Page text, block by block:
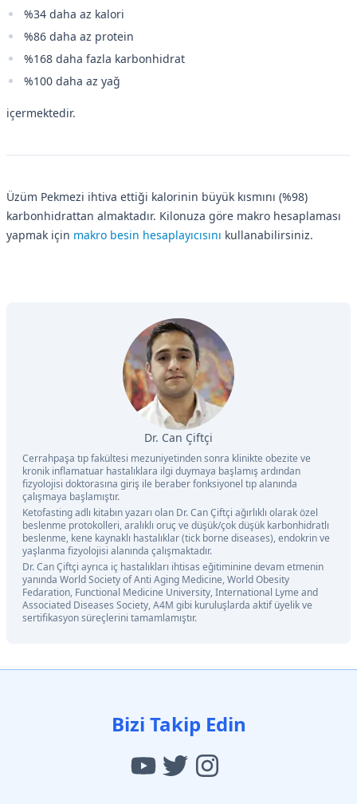
%34 daha az kalori
%86 daha az protein
%168 daha fazla karbonhidrat
%100 daha az yağ
içermektedir.
Üzüm Pekmezi ihtiva ettiği kalorinin büyük kısmını (%98)
karbonhidrattan almaktadır. Kilonuza göre makro hesaplaması
yapmak için makro besin hesaplayıcısını kullanabilirsiniz.
Dr. Can Çiftçi
Cerrahpaşa tıp fakültesi mezuniyetinden sonra klinikte obezite ve
kronik inflamatuar hastalıklara ilgi duymaya başlamış ardından
fizyolojisi doktorasına giriş ile beraber fonksiyonel tıp alanında
çalışmaya başlamıştır.
Ketofasting adlı kitabın yazarı olan Dr. Can Çiftçi ağırlıklı olarak özel
beslenme protokolleri, aralıklı oruç ve düşük/çok düşük karbonhidratlı
beslenme, kene kaynaklı hastalıklar (tick borne diseases), endokrin ve
yaşlanma fizyolojisi alanında çalışmaktadır.
Dr. Can Çiftçi ayrıca iç hastalıkları ihtisas eğitiminine devam etmenin
yanında World Society of Anti Aging Medicine, World Obesity
Fedaration, Functional Medicine University, International Lyme and
Associated Diseases Society, A4M gibi kuruluşlarda aktif üyelik ve
sertifikasyon süreçlerini tamamlamıştır.
Bizi Takip Edin